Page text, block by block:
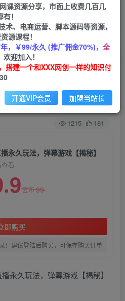
APP下载
GO
直播永久玩法，弹幕游戏
关注 私信
1215 181
永久玩法，弹幕游戏【揭秘】
看
云币99
即购买
！建议登陆后购买，可保存购买订单
永久玩法，弹幕游戏【揭秘】
课资源分享，市面上收费几百几
！
术、电商运营、脚本源码等资源，
源课程！
，￥99/永久 (推广佣金70%)， 全
迎加入！
搭建一个和XXX网创一样的知识付
开通VIP会员 加盟当站长